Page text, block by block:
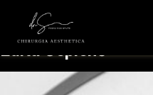
Edita Čepienė